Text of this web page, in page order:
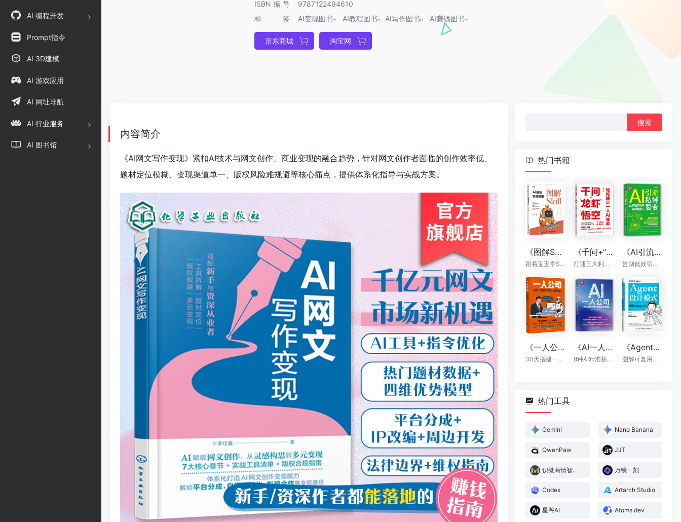
AI 编程开发
Prompt指令
AI 3D建模
AI 游戏应用
AI 网址导航
AI 行业服务
AI 图书馆
ISBN编号
9787122494610
标签
AI变现图书 AI教程图书 AI写作图书 AI赚钱图书
京东商城 淘宝网
内容简介
《AI网文写作变现》紧扣AI技术与网文创作、商业变现的融合趋势，针对网文创作者面临的创作效率低、
题材定位模糊、变现渠道单一、版权风险难规避等核心痛点，提供体系化指导与实战方案。
热门书籍
《图解Skill：AI提效实战指南》
跟着宝玉学Skill，让你的AI自动出活
《千问+“龙虾”+“悟空”：轻松搞定一人AI生态》
打通三大利器，千问提示词，OpenClaw自动执行，“悟空”全能落地
《AI引流私域裂变：让你的客户持续增长》
告别低效引流，AI帮你轻松实现裂变
《一人公司：AI时代普通人的财富新风口》
30天搭建一人公司框架
《AI一人公司：128种商业模式与盈利实操》
8种AI精准获客方法+全程运营辅助，让你一个人活成一支团队
《Agent设计模式》
图解可复用智能体架构
热门工具
Gemini Nano Banana
QwenPaw JJT
识微商情智能体 万镜一刻
Codex Artarch Studio
星爷AI Atoms.dev